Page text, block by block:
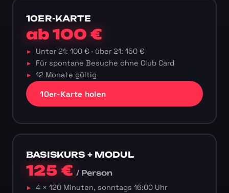
10ER-KARTE
ab 100 €
Unter 21: 100 € · über 21: 150 €
Für spontane Besuche ohne Club Card
12 Monate gültig
10er-Karte holen
BASISKURS + MODUL
125 €/ Person
4 × 120 Minuten, sonntags 16:00 Uhr